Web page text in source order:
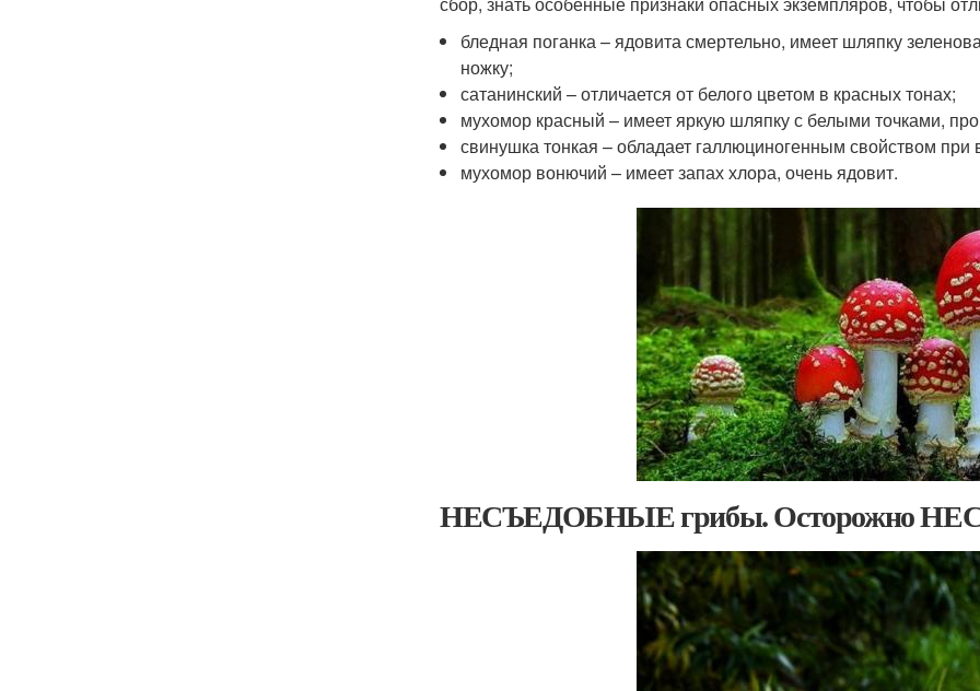
бледная поганка – ядовита смертельно, имеет шляпку
ножку;
сатанинский – отличается от белого цветом в красных тонах;
мухомор красный – имеет яркую шляпку с белыми точками,
свинушка тонкая – обладает галлюциногенным свойством при
мухомор вонючий – имеет запах хлора, очень ядовит.
НЕСЪЕДОБНЫЕ грибы. Осторожно